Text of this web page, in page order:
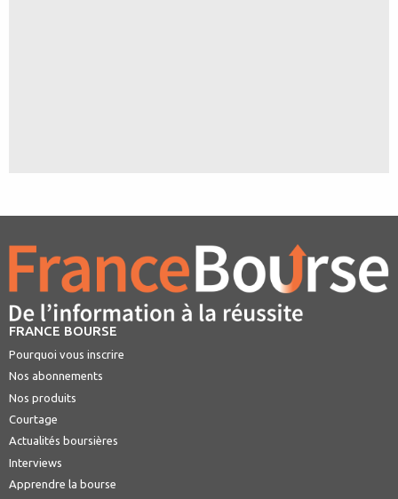
FRANCE BOURSE
Pourquoi vous inscrire
Nos abonnements
Nos produits
Courtage
Actualités boursières
Interviews
Apprendre la bourse